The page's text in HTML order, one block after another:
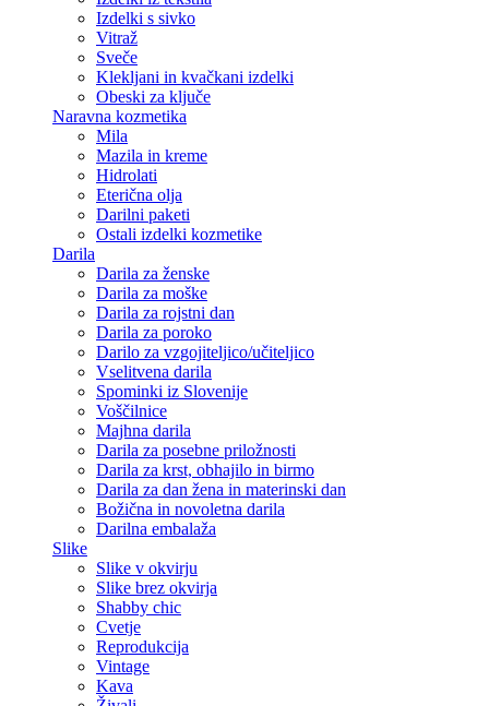
Izdelki s sivko
Vitraž
Sveče
Klekljani in kvačkani izdelki
Obeski za ključe
Naravna kozmetika
Mila
Mazila in kreme
Hidrolati
Eterična olja
Darilni paketi
Ostali izdelki kozmetike
Darila
Darila za ženske
Darila za moške
Darila za rojstni dan
Darila za poroko
Darilo za vzgojiteljico/učiteljico
Vselitvena darila
Spominki iz Slovenije
Voščilnice
Majhna darila
Darila za posebne priložnosti
Darila za krst, obhajilo in birmo
Darila za dan žena in materinski dan
Božična in novoletna darila
Darilna embalaža
Slike
Slike v okvirju
Slike brez okvirja
Shabby chic
Cvetje
Reprodukcija
Vintage
Kava